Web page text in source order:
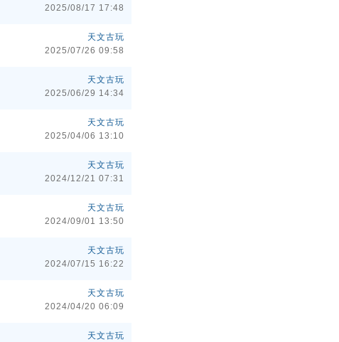
2025/08/17 17:48
天文古玩
2025/07/26 09:58
天文古玩
2025/06/29 14:34
天文古玩
2025/04/06 13:10
天文古玩
2024/12/21 07:31
天文古玩
2024/09/01 13:50
天文古玩
2024/07/15 16:22
天文古玩
2024/04/20 06:09
天文古玩